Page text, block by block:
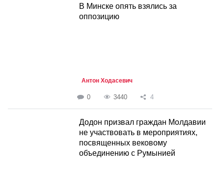
В Минске опять взялись за
оппозицию
Антон Ходасевич
0 3440 4
Додон призвал граждан Молдавии
не участвовать в мероприятиях,
посвященных вековому
объединению с Румынией